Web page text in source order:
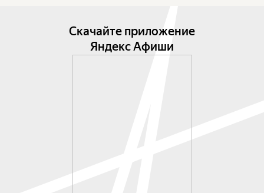
Скачайте приложение
Яндекс Афиши